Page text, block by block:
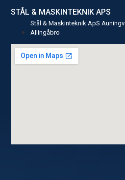
STÅL & MASKINTEKNIK APS
Stål & Maskinteknik ApS
Allingåbro